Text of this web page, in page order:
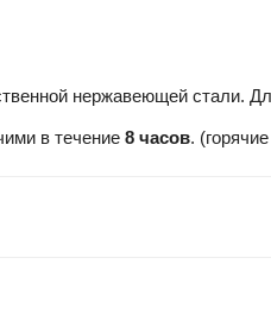
нержавеющей стали.
в течение 8 часов.